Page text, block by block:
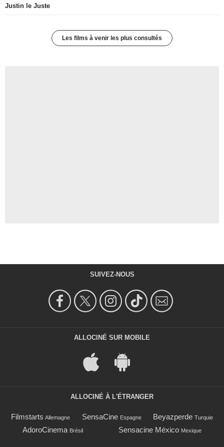
Justin le Juste
Les films à venir les plus consultés
SUIVEZ-NOUS
ALLOCINÉ SUR MOBILE
ALLOCINÉ À L'ÉTRANGER
Filmstarts Allemagne SensaCine Espagne Beyazperde Turquie
AdoroCinema Brésil Sensacine México Mexique